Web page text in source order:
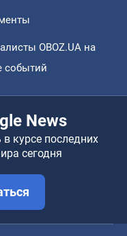
OBOZ.UA на
событий
News
курсе последних
сегодня